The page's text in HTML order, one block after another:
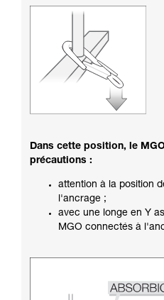
Dans cette position, le
précautions :
attention à la position
l'ancrage ;
avec une longe en Y
MGO connectés à